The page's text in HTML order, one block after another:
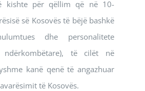
kishte për qëllim që në 10-
së Kosovës të bëjë bashkë
dhe personalitete
ndërkombëtare), të cilët në
kanë qenë të angazhuar
të Kosovës.